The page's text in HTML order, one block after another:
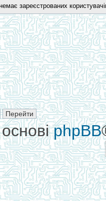
зареєстрованих
phpBB